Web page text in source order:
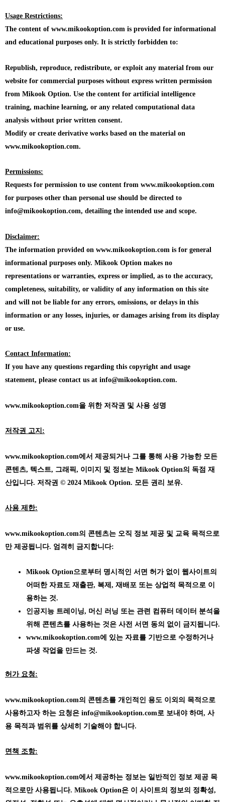
Usage Restrictions:
The content of www.mikookoption.com is provided for informational
and educational purposes only. It is strictly forbidden to:
Republish, reproduce, redistribute, or exploit any material from our
website for commercial purposes without express written permission
from Mikook Option. Use the content for artificial intelligence
training, machine learning, or any related computational data
analysis without prior written consent.
Modify or create derivative works based on the material on
www.mikookoption.com.
Permissions:
Requests for permission to use content from www.mikookoption.com
for purposes other than personal use should be directed to
info@mikookoption.com, detailing the intended use and scope.
Disclaimer:
The information provided on www.mikookoption.com is for general
informational purposes only. Mikook Option makes no
representations or warranties, express or implied, as to the accuracy,
completeness, suitability, or validity of any information on this site
and will not be liable for any errors, omissions, or delays in this
information or any losses, injuries, or damages arising from its display
or use.
Contact Information:
If you have any questions regarding this copyright and usage
statement, please contact us at info@mikookoption.com.
www.mikookoption.com을 위한 저작권 및 사용 성명
저작권 고지:
www.mikookoption.com에서 제공되거나 그를 통해 사용 가능한 모든
콘텐츠, 텍스트, 그래픽, 이미지 및 정보는 Mikook Option의 독점 재
산입니다. 저작권 © 2024 Mikook Option. 모든 권리 보유.
사용 제한:
www.mikookoption.com의 콘텐츠는 오직 정보 제공 및 교육 목적으로
만 제공됩니다. 엄격히 금지합니다:
Mikook Option으로부터 명시적인 서면 허가 없이 웹사이트의
어떠한 자료도 재출판, 복제, 재배포 또는 상업적 목적으로 이
용하는 것.
인공지능 트레이닝, 머신 러닝 또는 관련 컴퓨터 데이터 분석을
위해 콘텐츠를 사용하는 것은 사전 서면 동의 없이 금지됩니다.
www.mikookoption.com에
있는 자료를 기반으로 수정하거나
파생 작업을 만드는 것.
허가 요청:
www.mikookoption.com의 콘텐츠를 개인적인 용도 이외의 목적으로
사용하고자 하는 요청은 info@mikookoption.com로 보내야 하며, 사
용 목적과 범위를 상세히 기술해야 합니다.
면책 조항:
www.mikookoption.com에서 제공하는 정보는 일반적인 정보 제공 목
적으로만 사용됩니다. Mikook Option은 이 사이트의 정보의 정확성,